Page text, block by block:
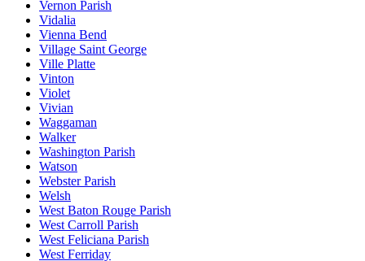
Vernon Parish
Vidalia
Vienna Bend
Village Saint George
Ville Platte
Vinton
Violet
Vivian
Waggaman
Walker
Washington Parish
Watson
Webster Parish
Welsh
West Baton Rouge Parish
West Carroll Parish
West Feliciana Parish
West Ferriday